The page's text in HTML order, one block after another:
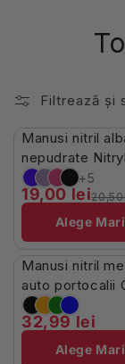
Filtrează și
-7%
Manusi nitril
nepudrate
100buc
+5
19,00 lei
Alege
Manusi nitril
auto portocalii
50buc
32,99 lei
Alege